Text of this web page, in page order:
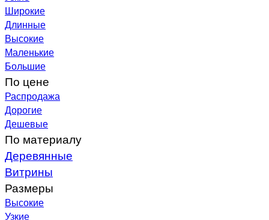
Широкие
Длинные
Высокие
Маленькие
Большие
По цене
Распродажа
Дорогие
Дешевые
По материалу
Деревянные
Витрины
Размеры
Высокие
Узкие